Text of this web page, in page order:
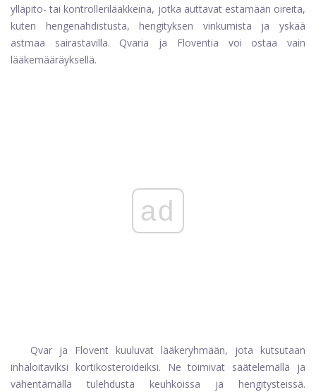
ylläpito- tai kontrollerilääkkeinä, jotka auttavat estämään oireita,
kuten hengenahdistusta, hengityksen vinkumista ja yskää
astmaa sairastavilla. Qvaria ja Floventia voi ostaa vain
lääkemääräyksellä.
ad
Qvar ja Flovent kuuluvat lääkeryhmään, jota kutsutaan
inhaloitaviksi kortikosteroideiksi. Ne toimivat säätelemällä ja
vähentämällä tulehdusta keuhkoissa ja hengitysteissä.